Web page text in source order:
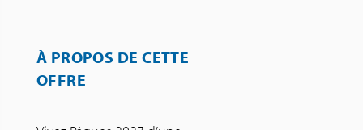
À PROPOS DE CETTE
OFFRE